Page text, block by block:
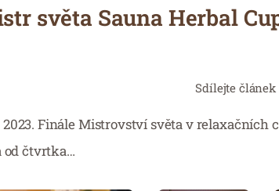
světa Sauna Herbal
Sdílejte článek
Finále Mistrovství světa v relaxačních
od čtvrtka…